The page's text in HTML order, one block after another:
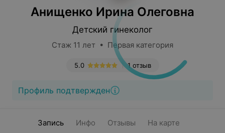
Анищенко Ирина Олеговна
Детский гинеколог
Стаж 11 лет • Первая категория
1 отзыв
5.0
Профиль подтвержден
Запись Инфо Отзывы На карте